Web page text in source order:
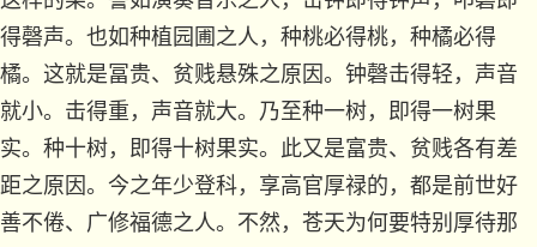
得磬声。也如种植园圃之人，种桃必得桃，种橘必得
橘。这就是冨贵、贫贱悬殊之原因。钟磬击得轻，声音
就小。击得重，声音就大。乃至种一树，即得一树果
实。种十树，即得十树果实。此又是富贵、贫贱各有差
距之原因。今之年少登科，享高官厚禄的，都是前世好
善不倦、广修福德之人。不然，苍天为何要特别厚待那